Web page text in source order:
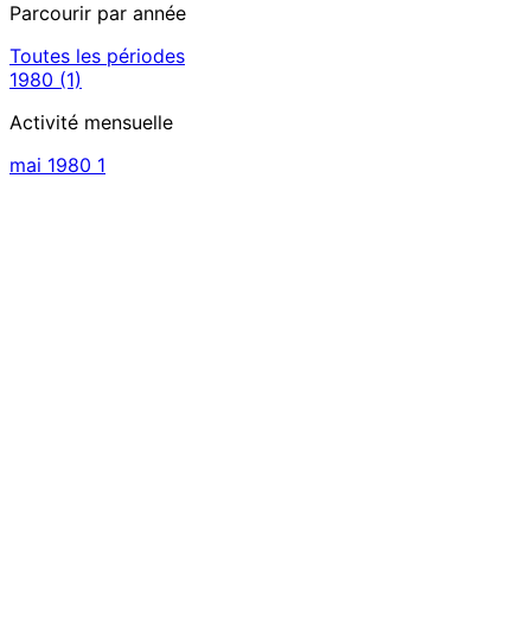
Parcourir par année
Toutes les périodes
1980 (1)
Activité mensuelle
mai 1980 1